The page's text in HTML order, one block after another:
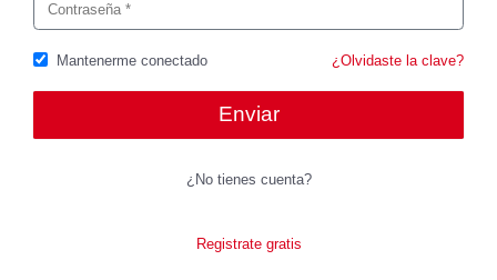
¿Olvidaste la clave?
Mantenerme conectado
¿No tienes cuenta?
Registrate gratis